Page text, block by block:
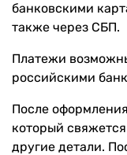
банковскими
также через СБП.
Платежи
российскими
После
который
другие детали.